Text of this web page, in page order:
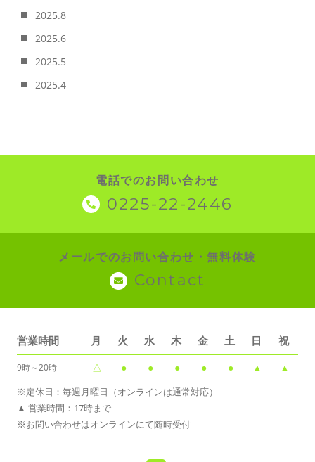
2025.8
2025.6
2025.5
2025.4
電話でのお問い合わせ
0225-22-2446
メールでのお問い合わせ・無料体験
Contact
営業時間 月 火 水 木 金 土 日 祝
9時～20時 △ ● ● ● ● ● ▲ ▲
※定休日：毎週月曜日（オンラインは通常対応）
▲ 営業時間：17時まで
※お問い合わせはオンラインにて随時受付